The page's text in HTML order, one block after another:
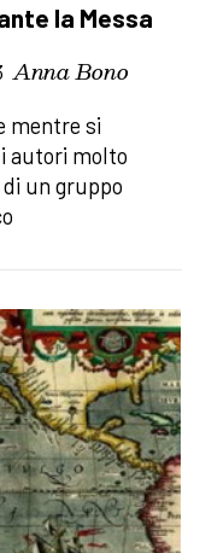
la Messa
Anna Bono
mentre si
autori molto
un gruppo